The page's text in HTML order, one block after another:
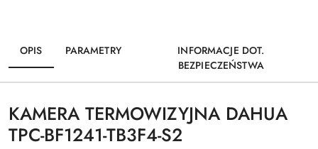
OPIS PARAMETRY
INFORMACJE DOT.
BEZPIECZEŃSTWA
KAMERA TERMOWIZYJNA DAHUA
TPC-BF1241-TB3F4-S2